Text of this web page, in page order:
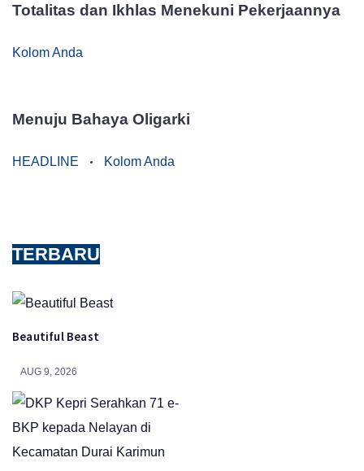
Totalitas dan Ikhlas Menekuni Pekerjaannya
Kolom Anda
Menuju Bahaya Oligarki
HEADLINE Kolom Anda
TERBARU
Beautiful Beast
AUG 9, 2026